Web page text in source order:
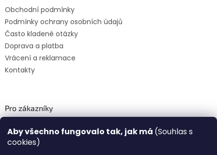
Aby všechno fungovalo tak, jak má (Souhlas s
cookies)
Obchodní podmínky
Podmínky ochrany osobních údajů
Často kladené otázky
Doprava a platba
Vrácení a reklamace
Kontakty
Pro zákazníky
Věrnostní program PLAZA Bonus™
Magazín PLAZA News™